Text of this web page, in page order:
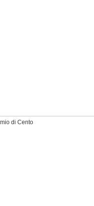
di Cento